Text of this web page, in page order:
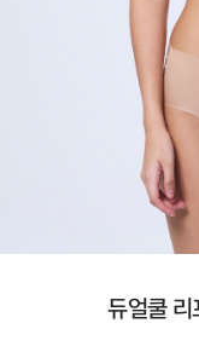
듀얼쿨